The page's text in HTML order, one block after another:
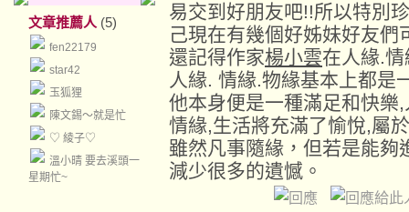
文章推薦人 (5)
fen22179
star42
玉狐狸
陳文錫～就是忙
♡ 綾子♡
溫小晴 要去溪頭一
星期忙~
易交到好朋友吧!!所以特別
己現在有幾個好姊妹好友們
還記得作家楊小雲在人緣.
人緣. 情緣.物緣基本上都是
他本身便是一種滿足和快樂
情緣,生活將充滿了愉悅,屬
雖然凡事隨緣，但若是能夠
減少很多的遺憾。